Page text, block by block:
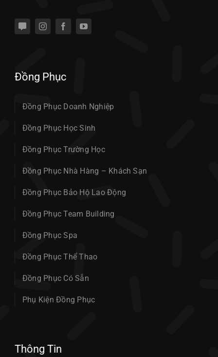
Đồng Phục
Đồng Phục Doanh Nghiệp
Đồng Phục Học Sinh
Đồng Phục Trường Học
Đồng Phục Nhà Hàng – Khách Sạn
Đồng Phục Bảo Hộ Lao Động
Đồng Phục Team Building
Đồng Phục Spa
Đồng Phục Thể Thao
Đồng Phục Có Sẵn
Phụ Kiện Đồng Phục
Thông Tin